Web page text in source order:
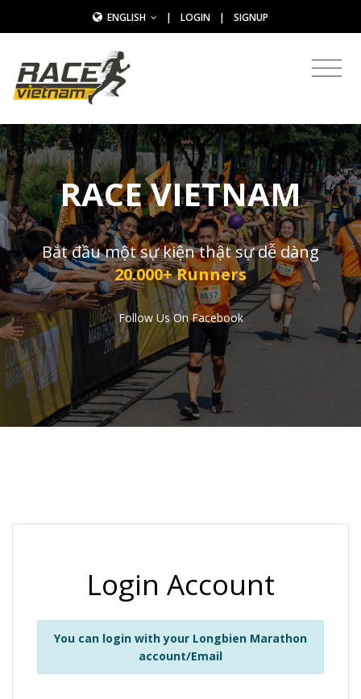
ENGLISH | LOGIN | SIGNUP
RACE VIETNAM
Bắt đầu một sự kiện thật sự dễ dàng
20.000+ Runners
Follow Us On Facebook
Login Account
You can login with your Longbien Marathon
account/Email